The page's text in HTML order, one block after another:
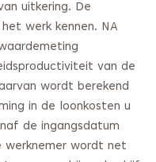
uitkering. De
werk kennen. NA
van de
wordt berekend
in de loonkosten u
de ingangsdatum
werknemer wordt net